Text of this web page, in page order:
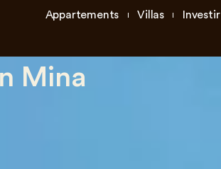
Appartements Villas Investir
Mina